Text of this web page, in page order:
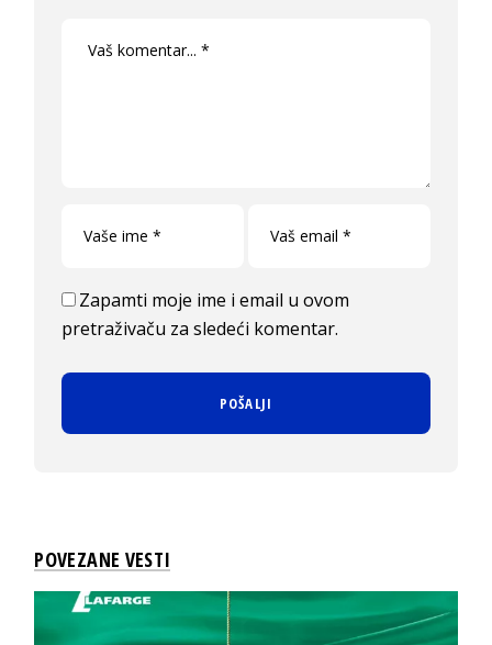
Zapamti moje ime i email u ovom
pretraživaču za sledeći komentar.
POVEZANE VESTI